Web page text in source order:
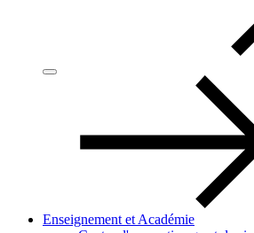
Enseignement et Académie